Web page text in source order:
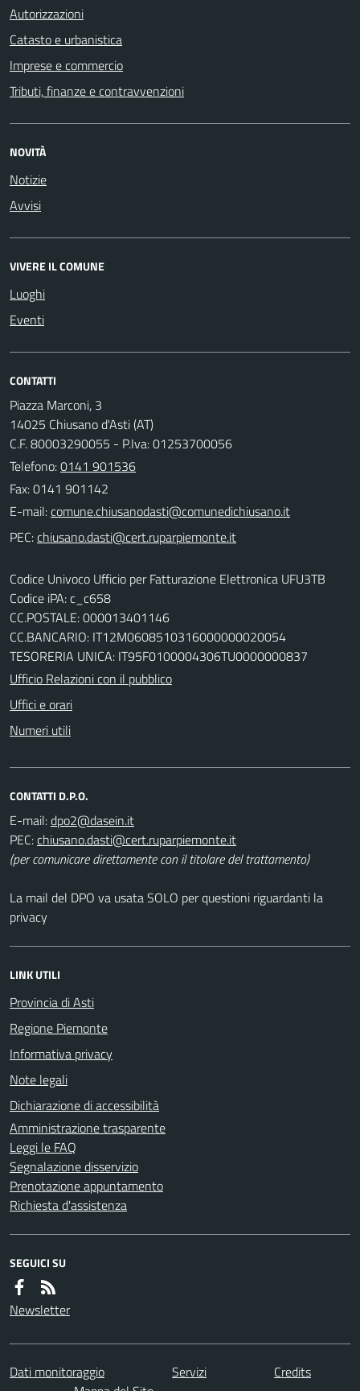
Autorizzazioni
Catasto e urbanistica
Imprese e commercio
Tributi, finanze e contravvenzioni
NOVITÀ
Notizie
Avvisi
VIVERE IL COMUNE
Luoghi
Eventi
CONTATTI
Piazza Marconi, 3
14025 Chiusano d'Asti (AT)
C.F. 80003290055 - P.Iva: 01253700056
Telefono:0141 901536
Fax: 0141 901142
E-mail:
PEC:
Codice Univoco Ufficio per Fatturazione Elettronica UFU3TB
Codice iPA: c_c658
CC.POSTALE: 000013401146
CC.BANCARIO: IT12M0608510316000000020054
TESORERIA UNICA: IT95F0100004306TU0000000837
Ufficio Relazioni con il pubblico
Uffici e orari
Numeri utili
CONTATTI D.P.O.
E-mail:
PEC:
(per comunicare direttamente con il titolare del trattamento)
La mail del DPO va usata SOLO per questioni riguardanti la
privacy
LINK UTILI
Provincia di Asti
Regione Piemonte
Informativa privacy
Note legali
Dichiarazione di accessibilità
Amministrazione trasparente
Leggi le FAQ
Segnalazione disservizio
Prenotazione appuntamento
Richiesta d'assistenza
SEGUICI SU
Newsletter
Dati monitoraggio Servizi
Credits